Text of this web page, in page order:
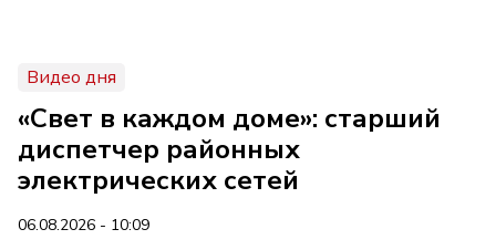
Видео дня
«Свет в каждом доме»: старший
диспетчер районных
электрических сетей
06.08.2026 - 10:09